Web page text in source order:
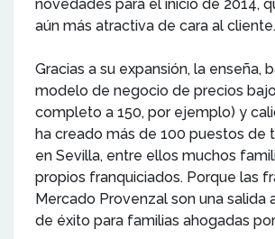
novedades para el inicio de 2014,
aún más atractiva de cara al cliente.
Gracias a su expansión, la enseña,
modelo de negocio de precios
completo a 150, por ejemplo) y
ha creado más de 100 puestos de
en Sevilla, entre ellos muchos
propios franquiciados. Porque las
Mercado Provenzal son una salida
de éxito para familias ahogadas